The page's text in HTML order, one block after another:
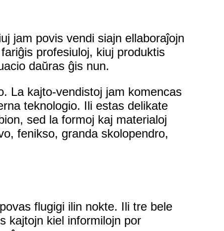
jam povis vendi siajn ellaboraĵojn
profesiuloj, kiuj produktis
daŭras ĝis nun.
La kajto-vendistoj jam komencas
teknologio. Ili estas delikate
sed la formoj kaj materialoj
fenikso, granda skolopendro,
flugigi ilin nokte. Ili tre bele
kajtojn kiel informilojn por